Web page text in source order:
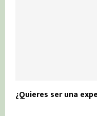
¿Quieres ser una